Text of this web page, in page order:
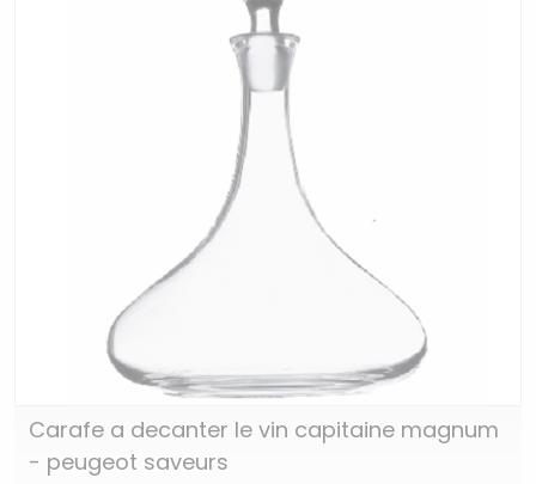
Carafe a decanter le vin capitaine magnum
- peugeot saveurs